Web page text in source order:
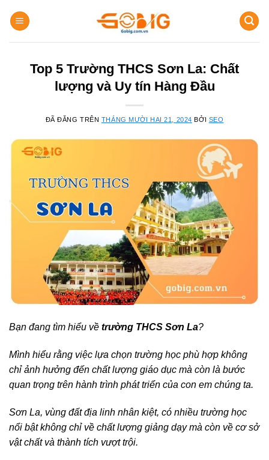
đến
Top 5 Trường THCS Sơn La: Chất
lượng và Uy tín Hàng Đầu
ĐÃ ĐĂNG TRÊN THÁNG MƯỜI HAI 21, 2024 BỞI SEO
Bạn đang tìm hiểu về trường THCS Sơn La?
Mình hiểu rằng việc lựa chọn trường học phù hợp không
chỉ ảnh hưởng đến chất lượng giáo dục mà còn là bước
quan trọng trên hành trình phát triển của con em chúng ta.
Sơn La, vùng đất địa linh nhân kiệt, có nhiều trường học
nổi bật không chỉ về chất lượng giảng dạy mà còn về cơ sở
vật chất và thành tích vượt trội.